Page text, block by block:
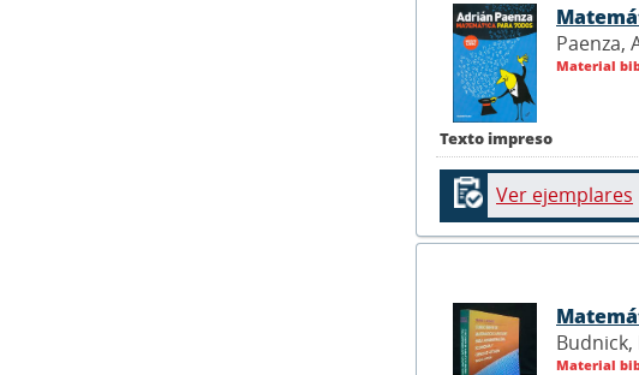
Texto impreso
Paenza,
Material
Ver ejemplares
Budnick,
Material